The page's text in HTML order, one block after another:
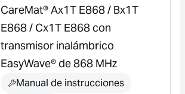
CareMat® Ax1T E868 / Bx1T
E868 / Cx1T E868 con
transmisor inalámbrico
EasyWave® de 868 MHz
Manual de instrucciones